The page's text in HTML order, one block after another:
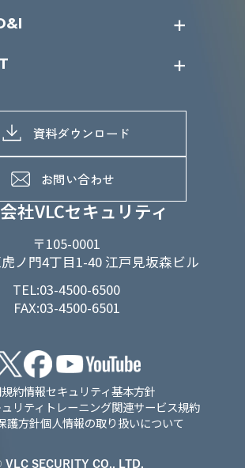
社VLCセキュリティ
〒105-0001
ノ門4丁目1-40 江戸見坂森ビル
TEL:03-4500-6500
FAX:03-4500-6501
ー
リー
ご質問
プのマテリアリティ
体制
り組み
一覧
ジ
インタビュー
資料ダウンロード
お問い合わせ
約情報セキュリティ基本方針
リティトレーニング関連サービス規約
護方針個人情報の取り扱いについて
SECURITY CO., LTD.